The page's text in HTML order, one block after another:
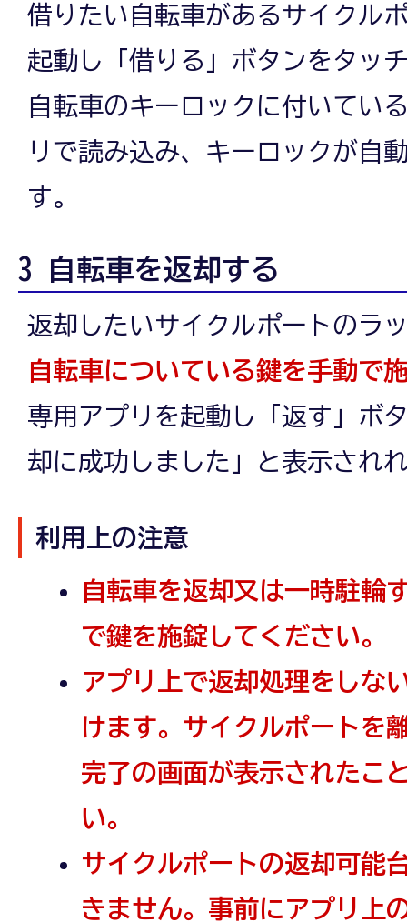
借りたい自転車があるサイクル
起動し「借りる」ボタンをタッ
自転車のキーロックに付いてい
リで読み込み、キーロックが自
す。
3 自転車を返却する
返却したいサイクルポートのラ
自転車についている鍵を手動で
専用アプリを起動し「返す」ボ
却に成功しました」と表示され
利用上の注意
自転車を返却又は一時駐輪
で鍵を施錠してください。
アプリ上で返却処理をしな
けます。サイクルポートを
完了の画面が表示されたこ
い。
サイクルポートの返却可能
きません。事前にアプリ上